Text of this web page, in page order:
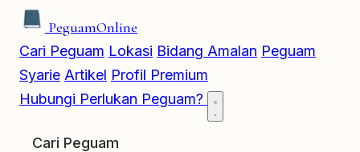
PeguamOnline
Cari Peguam Lokasi Bidang Amalan Peguam
Syarie Artikel Profil Premium
Hubungi Perlukan Peguam?
Cari Peguam